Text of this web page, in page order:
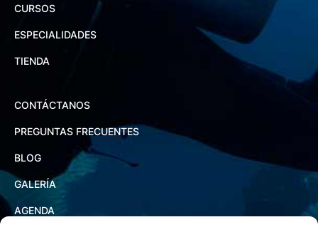
CURSOS
ESPECIALIDADES
TIENDA
CONTÁCTANOS
PREGUNTAS FRECUENTES
BLOG
GALERÍA
AGENDA